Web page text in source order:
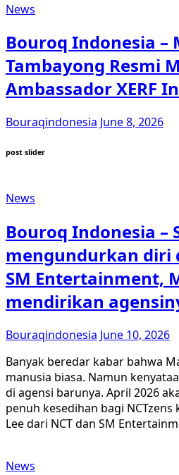
News
Bouroq Indonesia –
Tambayong Resmi
Ambassador XERF
Bouraqindonesia June 8, 2026
post slider
News
Bouroq Indonesia –
mengundurkan diri
SM Entertainment,
mendirikan
Bouraqindonesia June 10, 2026
Banyak beredar kabar bahwa
manusia biasa. Namun
di agensi barunya. April 2026
penuh kesedihan bagi
Lee dari NCT dan SM
News